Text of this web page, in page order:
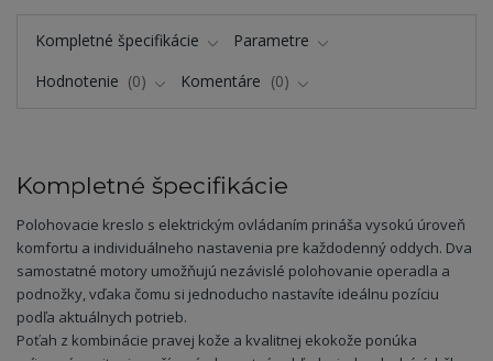
Kompletné špecifikácie
Parametre
Hodnotenie
0 Komentáre 0
Kompletné špecifikácie
Polohovacie kreslo s elektrickým ovládaním prináša vysokú úroveň
komfortu a individuálneho nastavenia pre každodenný oddych. Dva
samostatné motory umožňujú nezávislé polohovanie operadla a
podnožky, vďaka čomu si jednoducho nastavíte ideálnu pozíciu
podľa aktuálnych potrieb.
Poťah z kombinácie pravej kože a kvalitnej ekokože ponúka